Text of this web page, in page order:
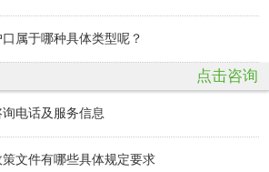
属于哪种具体类型呢？
点击咨询
电话及服务信息
策文件有哪些具体规定要求